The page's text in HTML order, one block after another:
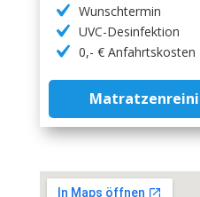
Wunschtermin
UVC-Desinfektion
0,- € Anfahrtskosten